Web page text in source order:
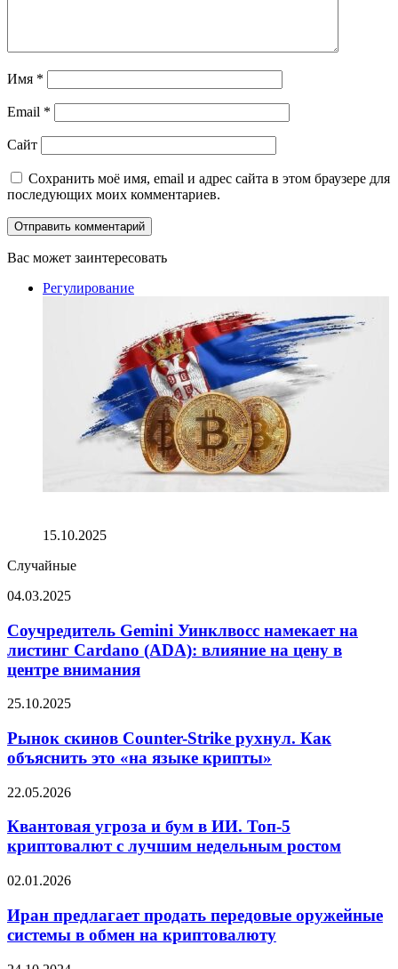
Имя *
Email *
Сайт
Сохранить моё имя, email и адрес сайта в этом браузере для
последующих моих комментариев.
Вас может заинтересовать
Регулирование
15.10.2025
Случайные
Соучредитель
Уинклвосс
намекает
на
листинг
(ADA):
на
цену
центре
04.03.2025
Соучредитель Gemini Уинклвосс намекает на
листинг Cardano (ADA): влияние на цену в
центре внимания
Рынок
Counter-
Strike
рухнул.
объяснить
«на
языке
25.10.2025
Рынок скинов Counter-Strike рухнул. Как
объяснить это «на языке крипты»
Квантовая
и
в
Топ-5
с
лучшим
22.05.2026
Квантовая угроза и бум в ИИ. Топ-5
криптовалют с лучшим недельным ростом
Иран
продать
передовые
оружейные
02.01.2026
Иран предлагает продать передовые оружейные
системы в обмен на криптовалюту